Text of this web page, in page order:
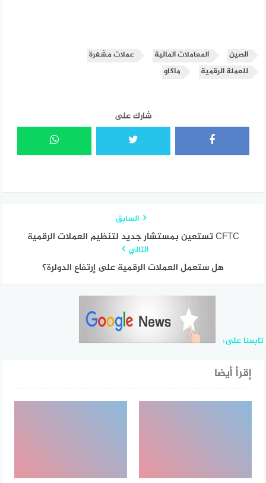
الصين المعاملات المالية
عملات مشفرة
للعملة الرقمية
ماكاو
شارك على
السابق
CFTC تستعين بمستشار جديد لتنظيم العملات الرقمية
التالي
هل ستعمل العملات الرقمية على إرتفاع الدولرة؟
تابعنا على:
إقرأ أيضا